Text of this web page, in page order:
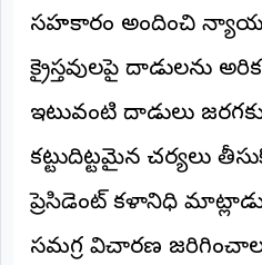
లాగిన్
(Login)
2026
NTODAY
NEWS
ప్రతి
క్షణం
సహకారం అందించి
క్రైస్తవులపై దాడులను
ఇటువంటి దాడులు
కట్టుదిట్టమైన చర్యలు
ప్రెసిడెంట్ కళానిధి
సమగ్ర విచారణ